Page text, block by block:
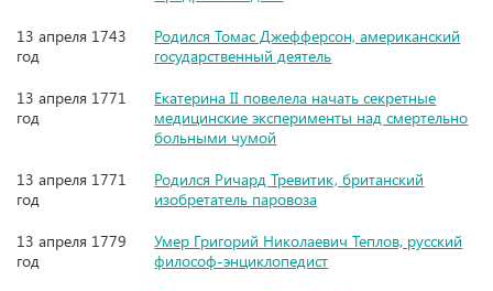
13 апреля 1743
год
Родился Томас Джефферсон, американский
государственный деятель
13 апреля 1771
год
Екатерина II повелела начать секретные
медицинские эксперименты над смертельно
больными чумой
13 апреля 1771
год
Родился Ричард Тревитик, британский
изобретатель паровоза
13 апреля 1779
год
Умер Григорий Николаевич Теплов, русский
философ-энциклопедист